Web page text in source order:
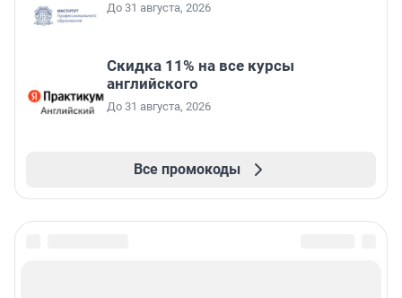
До 31 августа, 2026
Скидка 11% на все курсы
английского
До 31 августа, 2026
Все промокоды